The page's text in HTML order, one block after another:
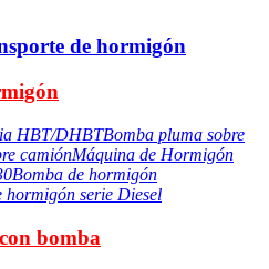
de hormigón
HBT/DHBTBomba pluma sobre
camiónMáquina de Hormigón
Bomba de hormigón
hormigón serie Diesel
bomba